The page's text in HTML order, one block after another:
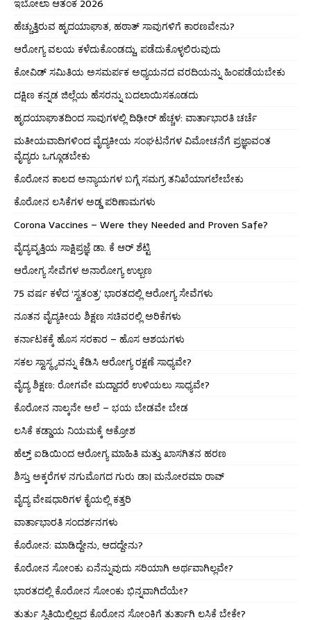
ಇಬೋಲಾ ಆತಂಕ 2026
ಹೆಚ್ಚುತ್ತಿರುವ ಹೃದಯಾಘಾತ, ಹಠಾತ್ ಸಾವುಗಳಿಗೆ ಕಾರಣವೇನು?
ಆರೋಗ್ಯ ವಲಯ ಕಳೆದುಕೊಂಡದ್ದು, ಪಡೆದುಕೊಳ್ಳಲಿರುವುದು
ಕೋವಿಡ್ ಸಮಿತಿಯ ಅಸಮರ್ಪಕ ಅಧ್ಯಯನದ ವರದಿಯನ್ನು ಹಿಂಪಡೆಯಬೇಕು
ದಕ್ಷಿಣ ಕನ್ನಡ ಜಿಲ್ಲೆಯ ಹೆಸರನ್ನು ಬದಲಾಯಿಸಕೂಡದು
ಹೃದಯಾಘಾತದಿಂದ ಸಾವುಗಳಲ್ಲಿ ದಿಢೀರ್ ಹೆಚ್ಚಳ: ವಾರ್ತಾಭಾರತಿ ಚರ್ಚೆ
ಮತೀಯವಾದಿಗಳಿಂದ ವೈದ್ಯಕೀಯ ಸಂಘಟನೆಗಳ ವಿಮೋಚನೆಗೆ ಪ್ರಜ್ಞಾವಂತ
ವೈದ್ಯರು ಒಗ್ಗೂಡಬೇಕು
ಕೊರೋನ ಕಾಲದ ಅನ್ಯಾಯಗಳ ಬಗ್ಗೆ ಸಮಗ್ರ ತನಿಖೆಯಾಗಲೇಬೇಕು
ಕೊರೋನ ಲಸಿಕೆಗಳ ಅಡ್ಡ ಪರಿಣಾಮಗಳು
Corona Vaccines – Were they Needed and Proven Safe?
ವೈದ್ಯವೃತ್ತಿಯ ಸಾಕ್ಷಿಪ್ರಜ್ಞೆ ಡಾ. ಕೆ ಆರ್ ಶೆಟ್ಟಿ
ಆರೋಗ್ಯ ಸೇವೆಗಳ ಅನಾರೋಗ್ಯ ಉಲ್ಬಣ
75 ವರ್ಷ ಕಳೆದ ‘ಸ್ವತಂತ್ರ’ ಭಾರತದಲ್ಲಿ ಆರೋಗ್ಯ ಸೇವೆಗಳು
ನೂತನ ವೈದ್ಯಕೀಯ ಶಿಕ್ಷಣ ಸಚಿವರಲ್ಲಿ ಅರಿಕೆಗಳು
ಕರ್ನಾಟಕಕ್ಕೆ ಹೊಸ ಸರಕಾರ – ಹೊಸ ಆಶಯಗಳು
ಸಕಲ ಸ್ವಾಸ್ಥ್ಯವನ್ನು ಕೆಡಿಸಿ ಆರೋಗ್ಯ ರಕ್ಷಣೆ ಸಾಧ್ಯವೇ?
ವೈದ್ಯ ಶಿಕ್ಷಣ: ರೋಗವೇ ಮದ್ದಾದರೆ ಉಳಿಯಲು ಸಾಧ್ಯವೇ?
ಕೊರೋನ ನಾಲ್ಕನೇ ಅಲೆ – ಭಯ ಬೇಡವೇ ಬೇಡ
ಲಸಿಕೆ ಕಡ್ಡಾಯ ನಿಯಮಕ್ಕೆ ಆಕ್ರೋಶ
ಹೆಲ್ತ್ ಐಡಿಯಿಂದ ಆರೋಗ್ಯ ಮಾಹಿತಿ ಮತ್ತು ಖಾಸಗಿತನ ಹರಣ
ಶಿಸ್ತು ಅಕ್ಕರೆಗಳ ನಗುಮೊಗದ ಗುರು ಡಾ। ಮನೋರಮಾ ರಾವ್
ವೈದ್ಯ ವೇಷಧಾರಿಗಳ ಕೈಯಲ್ಲಿ ಕತ್ತರಿ
ವಾರ್ತಾಭಾರತಿ ಸಂದರ್ಶನಗಳು
ಕೊರೋನ: ಮಾಡಿದ್ದೇನು, ಆದದ್ದೇನು?
ಕೊರೋನ ಸೋಂಕು ಏನೆನ್ನುವುದು ಸರಿಯಾಗಿ ಅರ್ಥವಾಗಿಲ್ಲವೇ?
ಭಾರತದಲ್ಲಿ ಕೊರೋನ ಸೋಂಕು ಭಿನ್ನವಾಗಿದೆಯೇ?
ತುರ್ತು ಸ್ಥಿತಿಯಿಲ್ಲಿಲ್ಲದ ಕೊರೋನ ಸೋಂಕಿಗೆ ತುರ್ತಾಗಿ ಲಸಿಕೆ ಬೇಕೇ?